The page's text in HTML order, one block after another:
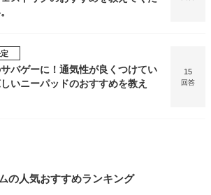
バゲーに！通気性が良くつけてい
いニーパッドのおすすめを教え
15
回答
の人気おすすめランキング